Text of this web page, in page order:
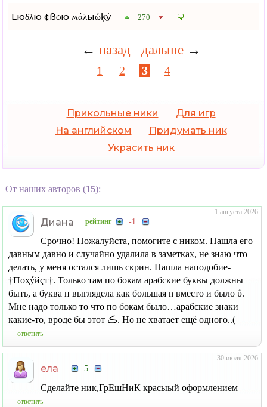
Lюδλю ¢ßѻю ʍάλыώķẏ 270
← назад дальше →
1 2 3 4
Прикольные ники
Для игр
На английском
Придумать ник
Украсить ник
От наших авторов (15):
Диана рейтинг -1
1 августа 2026
Срочно! Пожалуйста, помогите с ником. Нашла его
давным давно и случайно удалила в заметках, не знаю что
делать, у меня остался лишь скрин. Нашла наподобие-
†Поҳýйҫт†. Только там по бокам арабские буквы должны
быть, а буква п выглядела как большая n вместо и было ΰ.
Мне надо только то что по бокам было…арабские знаки
какие-то, вроде бы этот ‎ڪ. Но не хватает ещё одного..(
ответить
ела 5
30 июля 2026
Сделайте ник,ГрЕшНиК красыый оформлением
ответить